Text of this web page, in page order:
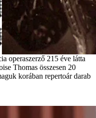
operaszerző 215 éve látta
Thomas összesen 20
korában repertoár darab